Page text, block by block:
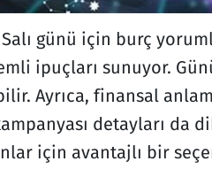
Salı günü için burç
ipuçları sunuyor.
Ayrıca, finansal
detayları da
için avantajlı bir